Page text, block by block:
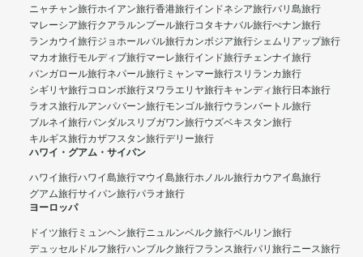
ニャチャン旅行ホイアン旅行香港旅行インドネシア旅行バリ島旅行
マレーシア旅行クアラルンプール旅行コタキナバル旅行ぺナン旅行
ランカウイ旅行ジョホールバル旅行カンボジア旅行シェムリアップ旅行
マカオ旅行モルディブ旅行マーレ旅行インド旅行チェンナイ旅行
バンガロール旅行ネパール旅行 ミャンマー旅行スリランカ旅行
シギリヤ旅行コロンボ旅行ヌワラエリヤ旅行キャンディ旅行日本旅行
ラオス旅行ルアンパバーン旅行モンゴル旅行ウランバートル旅行
ブルネイ旅行バンダルスリブガワン旅行ウズベキスタン旅行
キルギス旅行カザフスタン旅行デリー旅行
ハワイ・グアム・サイパン
ハワイ旅行ハワイ島旅行マウイ島旅行ホノルル旅行カウアイ島旅行
グアム旅行サイパン旅行パラオ旅行
ヨーロッパ
ドイツ旅行 ミュンヘン旅行ニュルンベルク旅行ベルリン旅行
デュッセルドルフ旅行ハンブルク旅行フランス旅行パリ旅行ニース旅行